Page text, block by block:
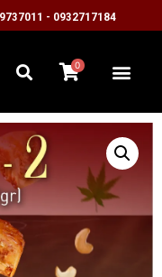
- 0932717184
0